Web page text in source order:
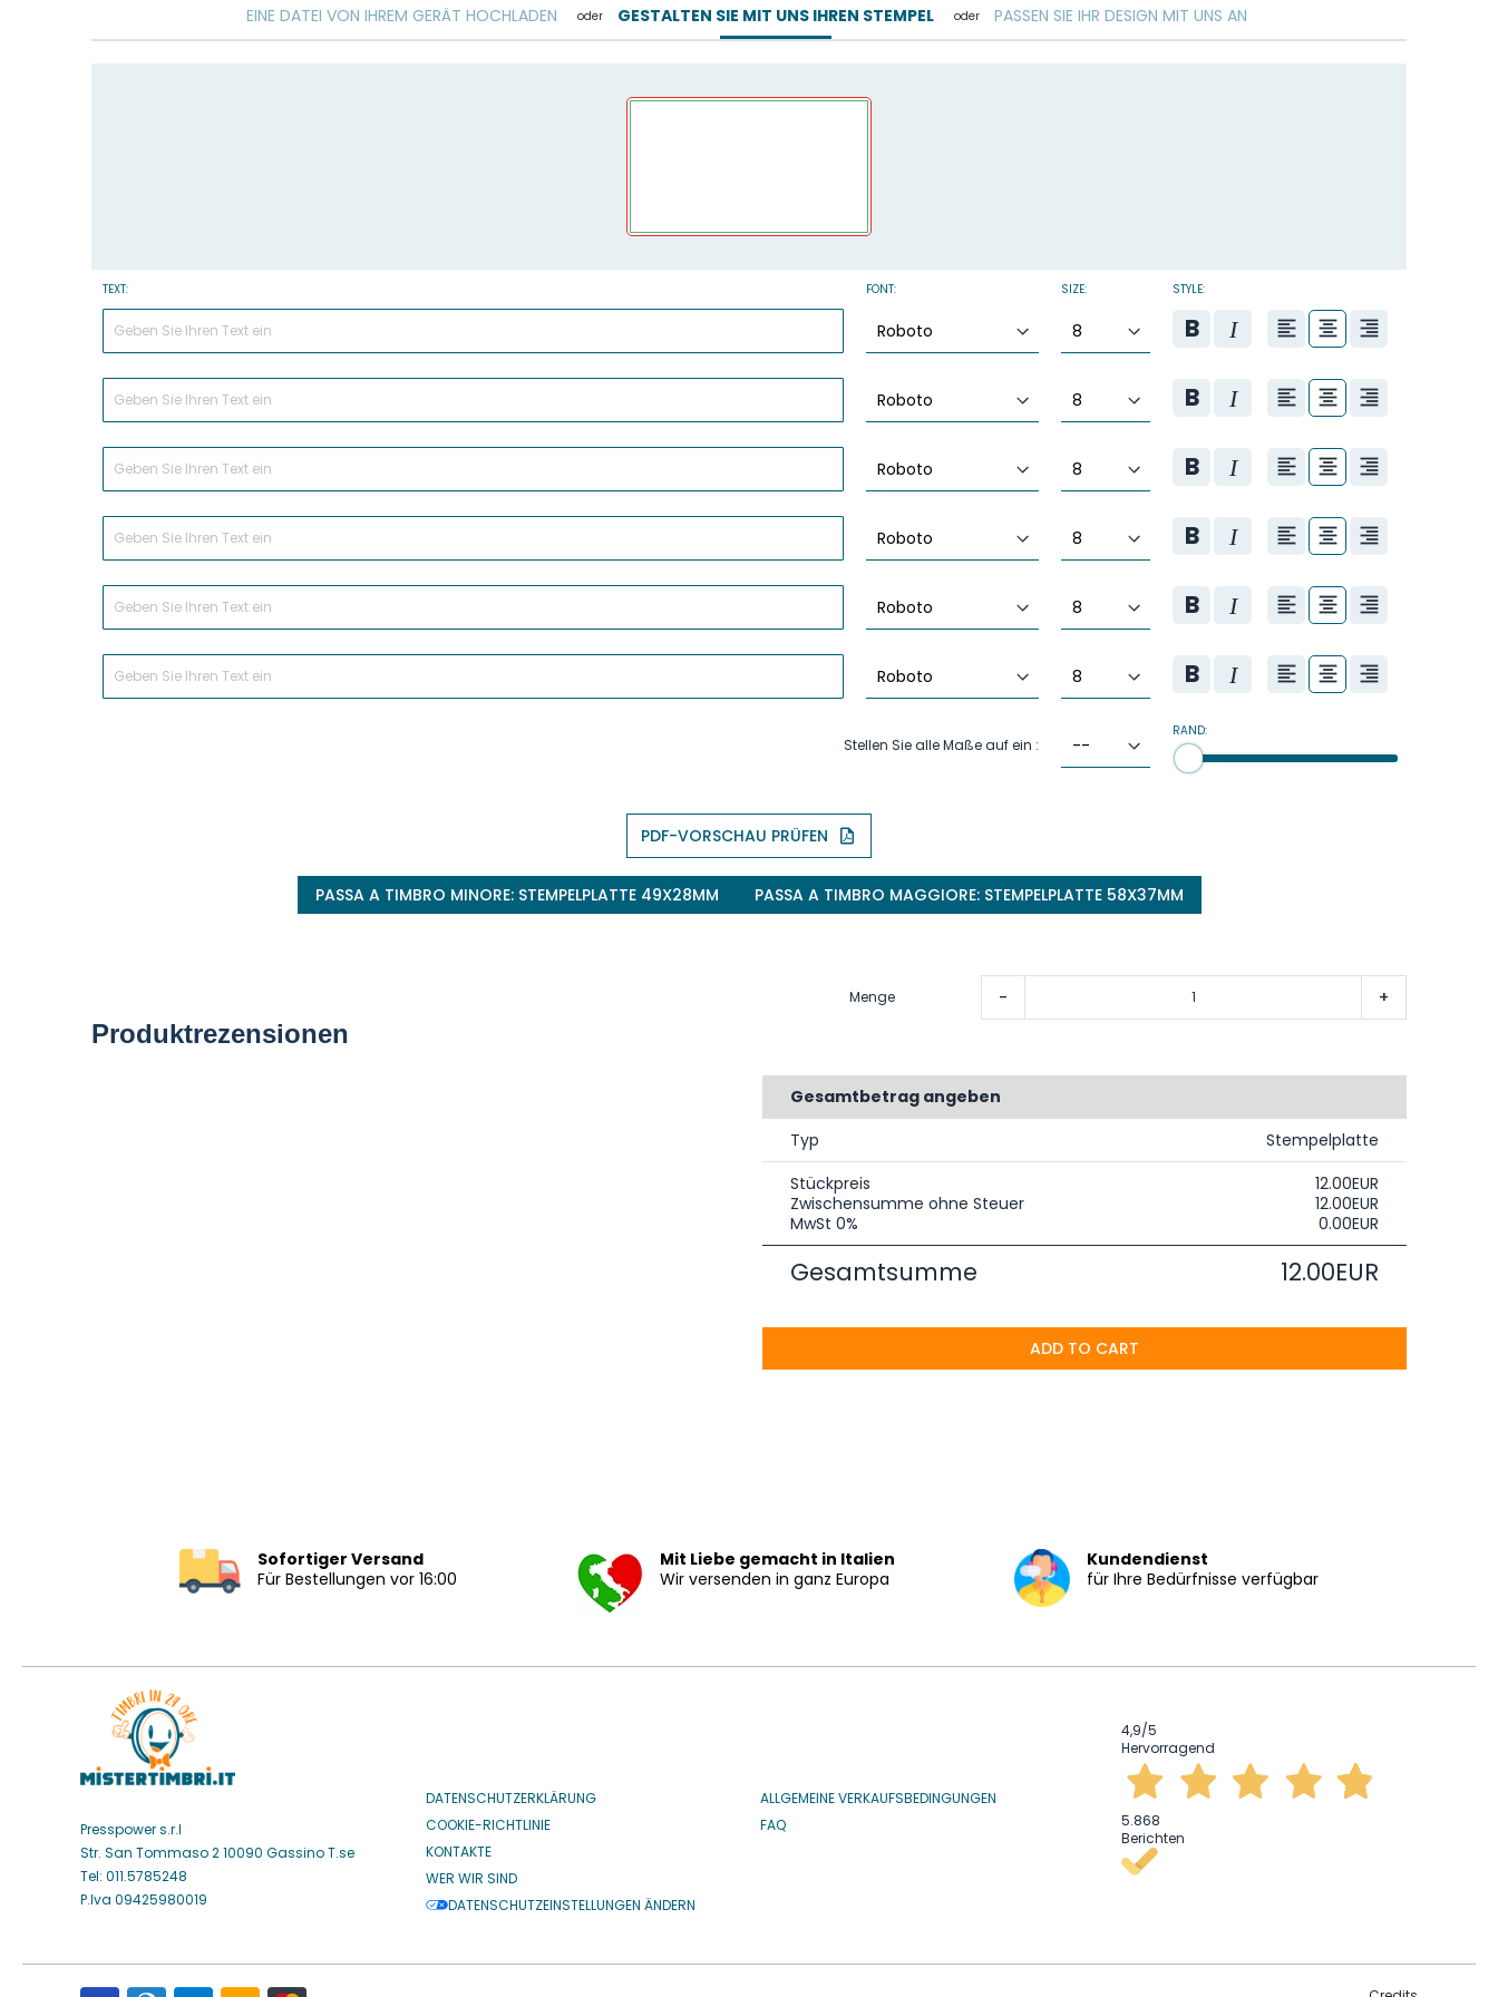
images
EINE DATEI VON IHREM GERÄT HOCHLADEN oder GESTALTEN SIE MIT UNS IHREN STEMPEL
TEXT: FONT: SIZE: STYLE:
Stellen Sie alle Maße auf ein :
RAND:
PDF-VORSCHAU PRÜFEN
oder PASSEN SIE IHR DESIGN MIT UNS AN
PASSA A TIMBRO MINORE: STEMPELPLATTE 49X28MM PASSA A TIMBRO MAGGIORE: STEMPELPLATTE 58X37MM
Produktrezensionen
Menge - +
Gesamtbetrag angeben
Typ
Stempelplatte
Stückpreis
12.00EUR
Zwischensumme ohne Steuer
12.00EUR
MwSt 0%
0.00EUR
Gesamtsumme 12.00EUR
ADD TO CART
Sofortiger Versand
Für Bestellungen vor 16:00
Mit Liebe gemacht in Italien
Wir versenden in ganz Europa
Kundendienst
für Ihre Bedürfnisse verfügbar
Presspower s.r.l
Str. San Tommaso 2 10090 Gassino T.se
Tel: 011.5785248
P.Iva 09425980019
DATENSCHUTZERKLÄRUNG
COOKIE-RICHTLINIE
KONTAKTE
WER WIR SIND
DATENSCHUTZEINSTELLUNGEN ÄNDERN
ALLGEMEINE VERKAUFSBEDINGUNGEN
FAQ
4,9/5
Hervorragend
5.868
Berichten